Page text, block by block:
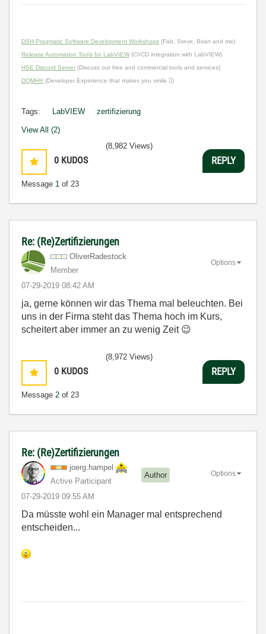
DSH Pragmatic Software Development Workshops (Fab, Steve, Brian and me)
Release Automation Tools for LabVIEW(CI/CD integration with LabVIEW)
HSE Discord Server (Discuss our free and commercial tools and services)
DQMH® (Developer Experience that makes you smile )
Tags: LabVIEW zertifizierung
View All (2)
0 KUDOS
Message 1 of 23
(8,982 Views)
REPLY
Re: (Re)Zertifizierungen
OliverRadestock
Member
‎07-29-2019 08:42 AM
Options
ja, gerne können wir das Thema mal beleuchten. Bei
uns in der Firma steht das Thema hoch im Kurs,
scheitert aber immer an zu wenig Zeit 😉
0 KUDOS
Message 2 of 23
(8,972 Views)
REPLY
Re: (Re)Zertifizierungen
joerg.hampel
Active Participant
Author
‎07-29-2019 09:55 AM
Options
Da müsste wohl ein Manager mal entsprechend
entscheiden...